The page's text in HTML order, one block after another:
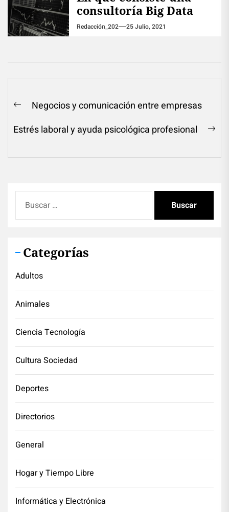
consultoría Big Data
Redacción_202 25 Julio, 2021
Navegación
entradas
Previous
post:
Negocios y comunicación entre empresas
Estrés laboral y ayuda psicológica profesional
Categorías
Adultos
Animales
Ciencia Tecnología
Cultura Sociedad
Deportes
Directorios
General
Hogar y Tiempo Libre
Informática y Electrónica